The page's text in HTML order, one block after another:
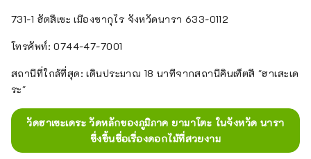
731-1 ฮัตสึเซะ เมืองซากุไร จังหวัดนารา 633-0112
โทรศัพท์: 0744-47-7001
สถานีที่ใกล้ที่สุด: เดินประมาณ 18 นาทีจากสถานีคินเท็ตสึ "ฮาเสะเด
ระ"
วัดฮาเซะเดระ วัดหลักของภูมิภาค ยามาโตะ ในจังหวัด นารา
ซึ่งขึ้นชื่อเรื่องดอกไม้ที่สวยงาม